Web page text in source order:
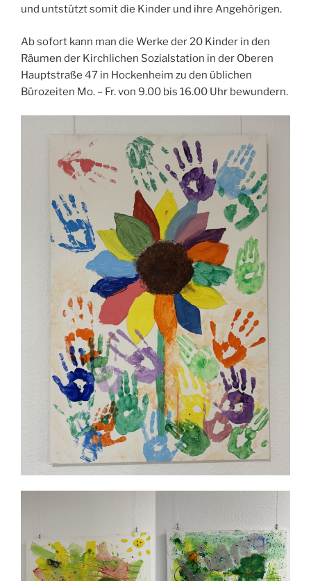
und untstützt somit die Kinder und ihre Angehörigen.
Ab sofort kann man die Werke der 20 Kinder in den
Räumen der Kirchlichen Sozialstation in der Oberen
Hauptstraße 47 in Hockenheim zu den üblichen
Bürozeiten Mo. – Fr. von 9.00 bis 16.00 Uhr bewundern.